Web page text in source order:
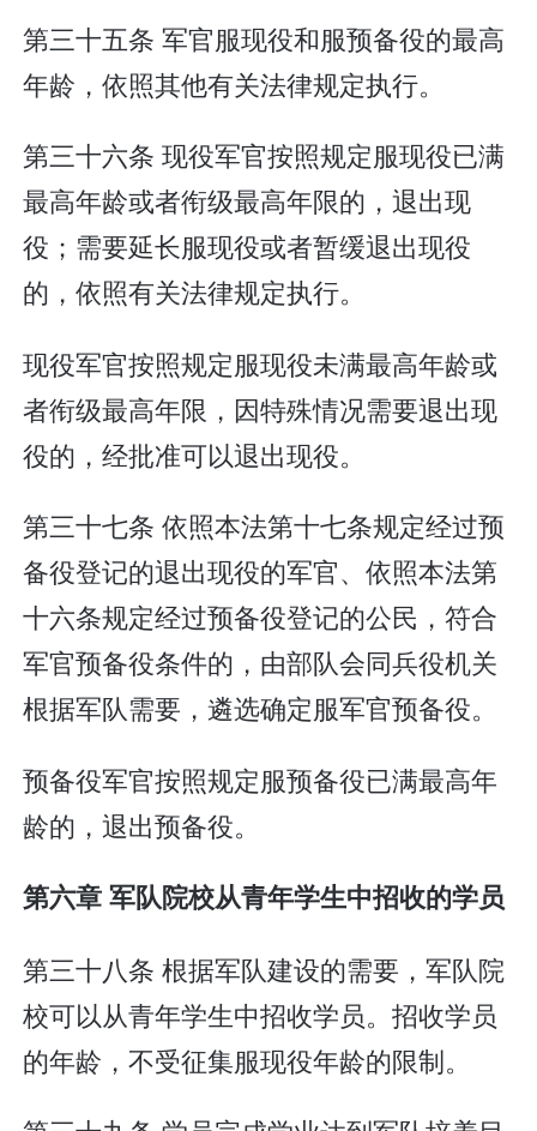
第三十五条 军官服现役和服预备役的最高
年龄，依照其他有关法律规定执行。
第三十六条 现役军官按照规定服现役已满
最高年龄或者衔级最高年限的，退出现
役；需要延长服现役或者暂缓退出现役
的，依照有关法律规定执行。
现役军官按照规定服现役未满最高年龄或
者衔级最高年限，因特殊情况需要退出现
役的，经批准可以退出现役。
第三十七条 依照本法第十七条规定经过预
备役登记的退出现役的军官、依照本法第
十六条规定经过预备役登记的公民，符合
军官预备役条件的，由部队会同兵役机关
根据军队需要，遴选确定服军官预备役。
预备役军官按照规定服预备役已满最高年
龄的，退出预备役。
第六章 军队院校从青年学生中招收的学员
第三十八条 根据军队建设的需要，军队院
校可以从青年学生中招收学员。招收学员
的年龄，不受征集服现役年龄的限制。